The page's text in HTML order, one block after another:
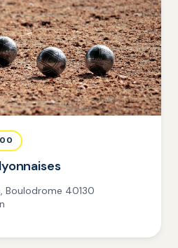
Boulodrome 40130